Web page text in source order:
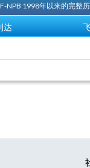
NPB 1998年以来的完整
达